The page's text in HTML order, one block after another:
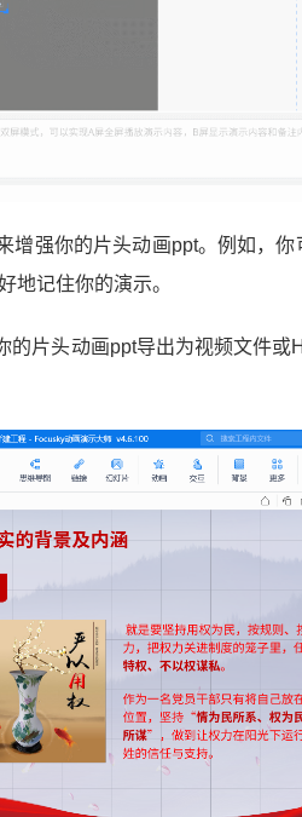
增强你的片头动画ppt。例如，
地记住你的演示。
的片头动画ppt导出为视频文件或